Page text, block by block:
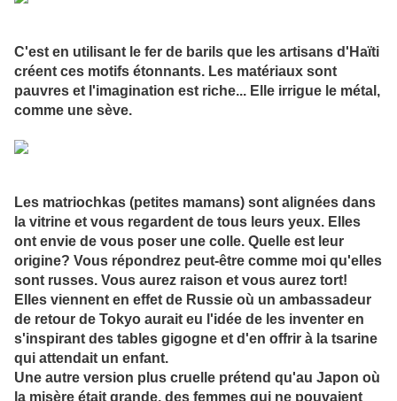
C'est en utilisant le fer de barils que les artisans d'Haïti
créent ces motifs étonnants. Les matériaux sont
pauvres et l'imagination est riche... Elle irrigue le métal,
comme une sève.
Les matriochkas (petites mamans) sont alignées dans
la vitrine et vous regardent de tous leurs yeux. Elles
ont envie de vous poser une colle. Quelle est leur
origine? Vous répondrez peut-être comme moi qu'elles
sont russes. Vous aurez raison et vous aurez tort!
Elles viennent en effet de Russie où un ambassadeur
de retour de Tokyo aurait eu l'idée de les inventer en
s'inspirant des tables gigogne et d'en offrir à la tsarine
qui attendait un enfant.
Une autre version plus cruelle prétend qu'au Japon où
la misère était grande, des femmes qui ne pouvaient